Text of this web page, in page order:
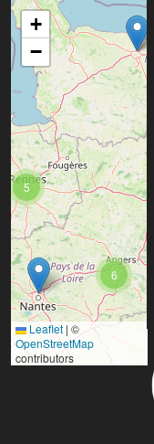
6
5
+
−
Leaflet | ©
OpenStreetMap
contributors